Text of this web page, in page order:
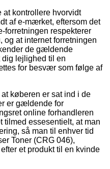
at kontrollere hvorvidt
af e-mærket, eftersom det
forretningen respekterer
at internet forretningen
de gældende
dig lejlighed til en
for besvær som følge af
køberen er sat ind i de
er gældende for
online forhandleren
tilmed essesentielt, at man
så man til enhver tid
Toner (CRG 046),
et produkt til en kvinde